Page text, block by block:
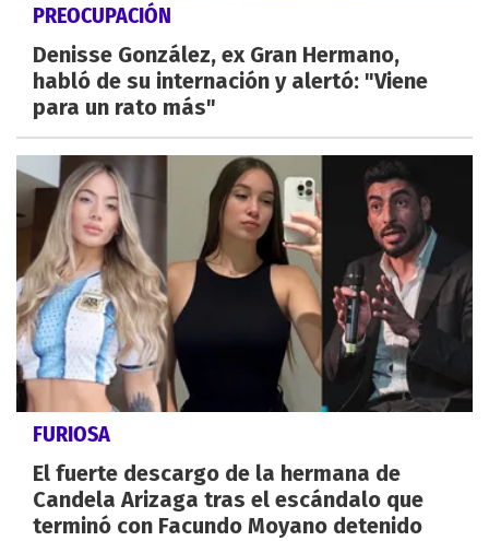
PREOCUPACIÓN
Denisse González, ex Gran Hermano,
habló de su internación y alertó: "Viene
para un rato más"
FURIOSA
El fuerte descargo de la hermana de
Candela Arizaga tras el escándalo que
terminó con Facundo Moyano detenido